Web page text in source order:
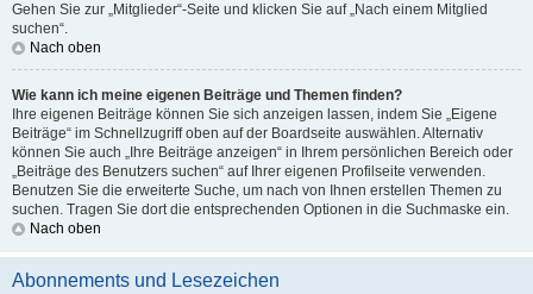
Gehen Sie zur „Mitglieder“-Seite und klicken Sie auf „Nach einem Mitglied
suchen“.
Nach oben
Wie kann ich meine eigenen Beiträge und Themen finden?
Ihre eigenen Beiträge können Sie sich anzeigen lassen, indem Sie „Eigene
Beiträge“ im Schnellzugriff oben auf der Boardseite auswählen. Alternativ
können Sie auch „Ihre Beiträge anzeigen“ in Ihrem persönlichen Bereich oder
„Beiträge des Benutzers suchen“ auf Ihrer eigenen Profilseite verwenden.
Benutzen Sie die erweiterte Suche, um nach von Ihnen erstellen Themen zu
suchen. Tragen Sie dort die entsprechenden Optionen in die Suchmaske ein.
Nach oben
Abonnements und Lesezeichen